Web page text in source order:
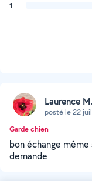
1
Laurence M.
posté le 22
Garde chien
bon échange même
demande